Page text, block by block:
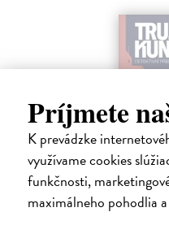
Príjmete
K prevádzke
využívame cookies
funkčnosti,
maximálneho pohodlia
Tramwaj na